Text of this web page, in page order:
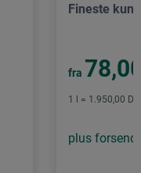
Fineste
fra
1 l = 1.950,00
plus